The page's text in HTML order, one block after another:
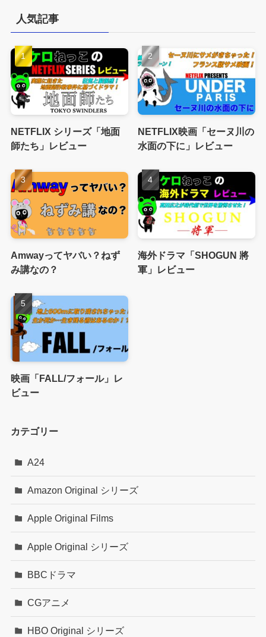
人気記事
NETFLIX シリーズ「地面
師たち」レビュー
NETFLIX映画「セーヌ川の
水面の下に」レビュー
Amwayってヤバい？ねず
み講なの？
海外ドラマ「SHOGUN 將
軍」レビュー
映画「FALL/フォール」レ
ビュー
カテゴリー
A24
Amazon Original シリーズ
Apple Original Films
Apple Original シリーズ
BBCドラマ
CGアニメ
HBO Original シリーズ